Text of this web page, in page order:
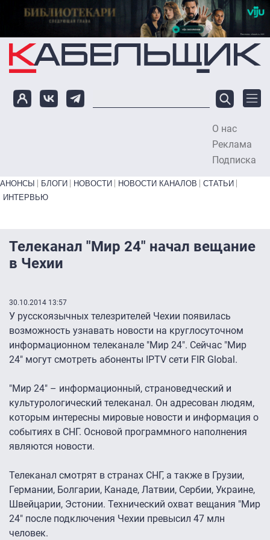
Перейти к основному содержанию
О нас
Реклама
Подписка
Primary links bottom
АНОНСЫ БЛОГИ НОВОСТИ НОВОСТИ КАНАЛОВ
СТАТЬИ
ИНТЕРВЬЮ
Телеканал "Мир 24" начал вещание
в Чехии
30.10.2014 13:57
У русскоязычных телезрителей Чехии появилась
возможность узнавать новости на круглосуточном
информационном телеканале "Мир 24". Сейчас "Мир
24" могут смотреть абоненты IPTV сети FIR Global.
"Мир 24" – информационный, страноведческий и
культурологический телеканал. Он адресован людям,
которым интересны мировые новости и информация о
событиях в СНГ. Основой программного наполнения
являются новости.
Телеканал смотрят в странах СНГ, а также в Грузии,
Германии, Болгарии, Канаде, Латвии, Сербии, Украине,
Швейцарии, Эстонии. Технический охват вещания "Мир
24" после подключения Чехии превысил 47 млн
человек.